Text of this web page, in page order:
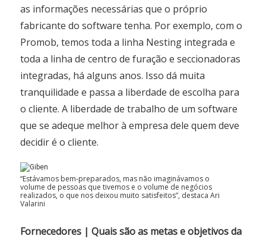
as informações necessárias que o próprio
fabricante do software tenha. Por exemplo, com o
Promob, temos toda a linha Nesting integrada e
toda a linha de centro de furação e seccionadoras
integradas, há alguns anos. Isso dá muita
tranquilidade e passa a liberdade de escolha para
o cliente. A liberdade de trabalho de um software
que se adeque melhor à empresa dele quem deve
decidir é o cliente.
“Estávamos bem-preparados, mas não imaginávamos o
volume de pessoas que tivemos e o volume de negócios
realizados, o que nos deixou muito satisfeitos”, destaca Ari
Valarini
Fornecedores | Quais são as metas e objetivos da